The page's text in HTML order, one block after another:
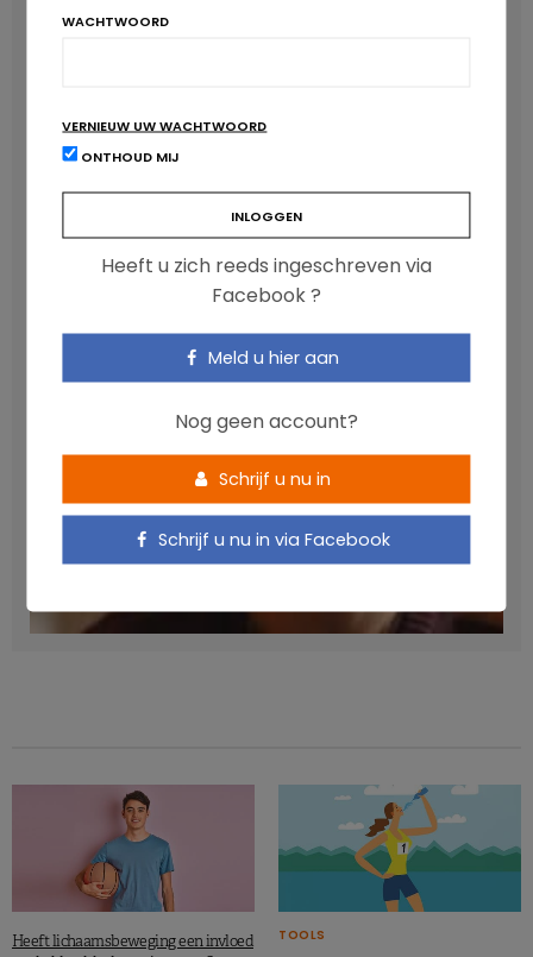
Anthocyanen: gunstig voor de cardiometabole
Heeft lichaamsbeweging een invloed
TOOLS
WACHTWOORD
VERNIEUW UW WACHTWOORD
ONTHOUD MIJ
Heeft u zich reeds ingeschreven via
Facebook ?
Meld u hier aan
Nog geen account?
Schrijf u nu in
Schrijf u nu in via Facebook